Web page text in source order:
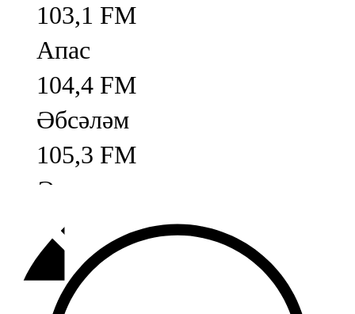
103,1 FM
Апас
104,4 FM
Әбсәләм
105,3 FM
Әлмәт
92,9 FM
Базарлы матак
107,1 FM